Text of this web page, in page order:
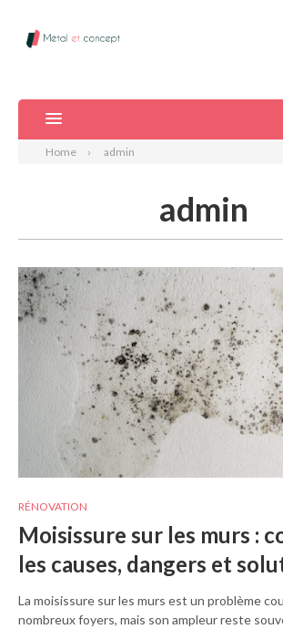
Home admin
admin
RÉNOVATION
Moisissure sur les murs :
les causes, dangers et
La moisissure sur les murs est un problème
nombreux foyers, mais son ampleur reste